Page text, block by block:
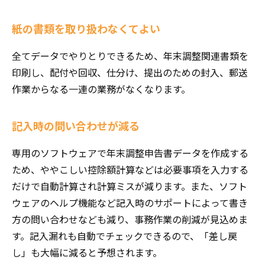
紙の書類を取り扱わなくてよい
全てデータでやりとりできるため、年末調整関連書類を
印刷し、配付や回収、仕分け、提出のための封入、郵送
作業からなる一連の業務がなくなります。
記入時の問い合わせが減る
専用のソフトウェアで年末調整申告書データを作成する
ため、ややこしい控除額計算などは必要事項を入力する
だけで自動計算され計算ミスが減ります。また、ソフト
ウェアのヘルプ機能など記入時のサポートによって書き
方の問い合わせなども減り、事務作業の削減が見込めま
す。記入漏れも自動でチェックできるので、「差し戻
し」も大幅に減ると予想されます。